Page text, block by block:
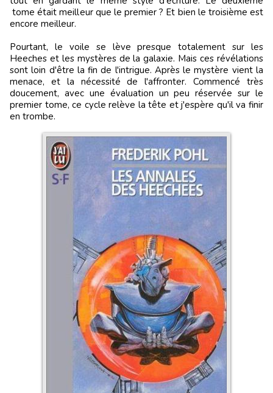
tome était meilleur que le premier ? Et bien le troisième est
encore meilleur.
Pourtant, le voile se lève presque totalement sur les
Heeches et les mystères de la galaxie. Mais ces révélations
sont loin d'être la fin de l'intrigue. Après le mystère vient la
menace, et la nécessité de l'affronter. Commencé très
doucement, avec une évaluation un peu réservée sur le
premier tome, ce cycle relève la tête et j'espère qu'il va finir
en trombe.